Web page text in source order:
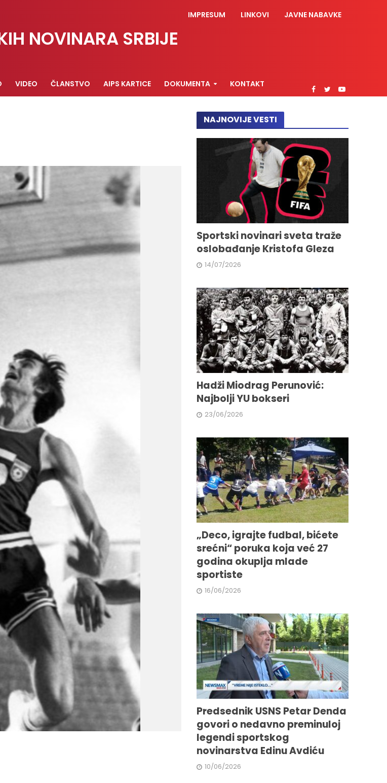
NOVINARA SRBIJE
IMPRESUM LINKOVI JAVNE NABAVKE
VIDEO ČLANSTVO AIPS KARTICE DOKUMENTA KONTAKT
NAJNOVIJE VESTI
Sportski novinari sveta traže
oslobađanje Kristofa Gleza
14/07/2026
Hadži Miodrag Perunović:
Najbolji YU bokseri
23/06/2026
„Deco, igrajte fudbal, bićete
srećni“ poruka koja već 27
godina okuplja mlade
sportiste
16/06/2026
Predsednik USNS Petar Denda
govori o nedavno preminuloj
legendi sportskog
novinarstva Edinu Avdiću
10/06/2026